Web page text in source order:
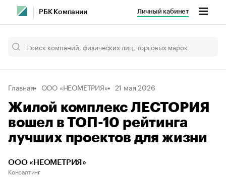
РБК Компании Личный кабинет
Главная ООО «НЕОМЕТРИЯ» 21 мая 2026
Жилой комплекс ЛЕСТОРИЯ
вошел в ТОП-10 рейтинга
лучших проектов для жизни
ООО «НЕОМЕТРИЯ»
Консалтинг